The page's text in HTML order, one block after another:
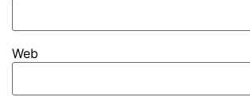
Web